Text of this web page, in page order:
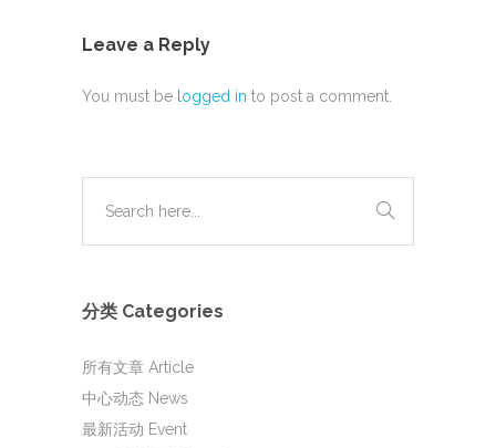
Leave a Reply
You must be logged in to post a comment.
分类 Categories
所有文章 Article
中心动态 News
最新活动 Event